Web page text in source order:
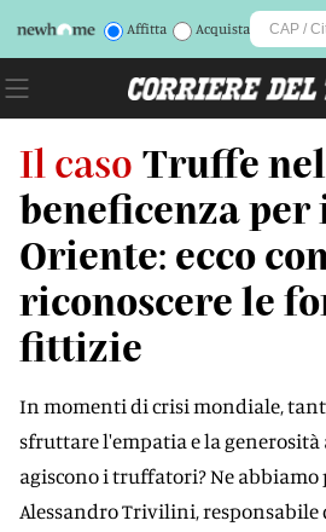
Affitta Acquista
Il caso Truffe
beneficenza per
Oriente: ecco
riconoscere le
fittizie
In momenti di crisi mondiale,
sfruttare l'empatia e la generosità
agiscono i truffatori? Ne abbiamo
Alessandro Trivilini, responsabile